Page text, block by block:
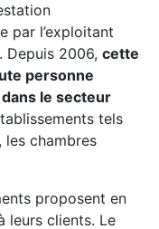
par l’exploitant
Depuis 2006, cette
personne
le secteur
tels
les chambres
proposent en
leurs clients. Le